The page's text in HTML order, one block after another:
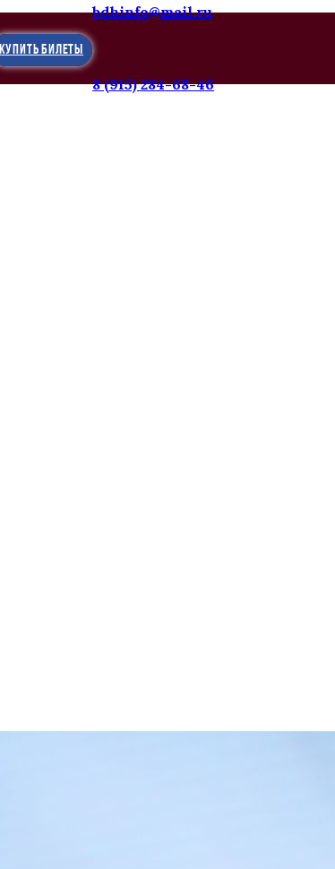
КУПИТЬ БИЛЕТЫ
bdhinfo@mail.ru
8 (915) 284-68-46